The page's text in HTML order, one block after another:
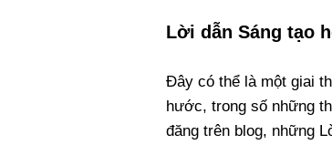
Lời dẫn Sáng tạo
Đây có thể là một giai
hước, trong số những
đăng trên blog, những